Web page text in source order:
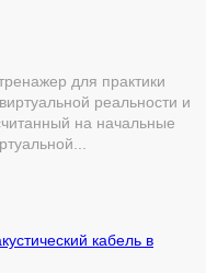
для практики
реальности и
на начальные